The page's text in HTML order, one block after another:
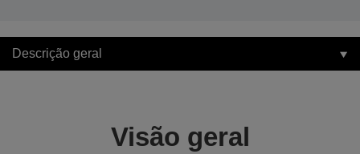
Descrição geral
Visão geral